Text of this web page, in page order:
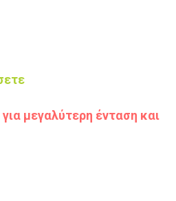
μεγαλύτερη ένταση και